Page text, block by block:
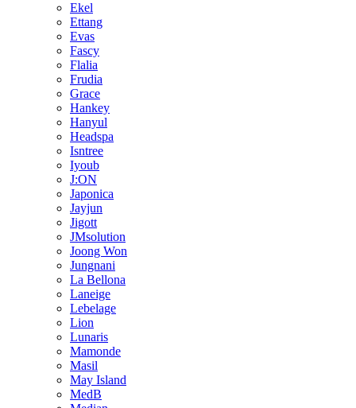
Ekel
Ettang
Evas
Fascy
Flalia
Frudia
Grace
Hankey
Hanyul
Headspa
Isntree
Iyoub
J:ON
Japonica
Jayjun
Jigott
JMsolution
Joong Won
Jungnani
La Bellona
Laneige
Lebelage
Lion
Lunaris
Mamonde
Masil
May Island
MedB